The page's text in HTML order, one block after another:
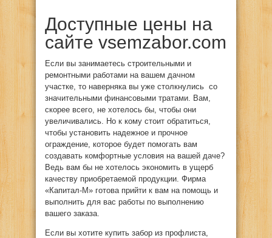
Доступные цены на
сайте vsemzabor.com
Если вы занимаетесь строительными и
ремонтными работами на вашем дачном
участке, то наверняка вы уже столкнулись со
значительными финансовыми тратами. Вам,
скорее всего, не хотелось бы, чтобы они
увеличивались. Но к кому стоит обратиться,
чтобы установить надежное и прочное
ограждение, которое будет помогать вам
создавать комфортные условия на вашей даче?
Ведь вам бы не хотелось экономить в ущерб
качеству приобретаемой продукции. Фирма
«Капитал-М» готова прийти к вам на помощь и
выполнить для вас работы по выполнению
вашего заказа.
Если вы хотите купить забор из профлиста,